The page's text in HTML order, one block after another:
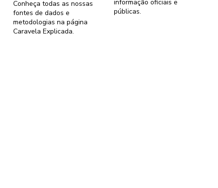
informação oficiais e
públicas.
Conheça todas as nossas
fontes de dados e
metodologias na página
Caravela Explicada.